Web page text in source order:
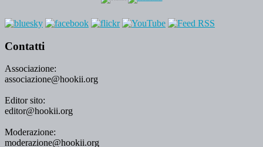
Contatti
Associazione:
associazione@hookii.org
Editor sito:
editor@hookii.org
Moderazione:
moderazione@hookii.org